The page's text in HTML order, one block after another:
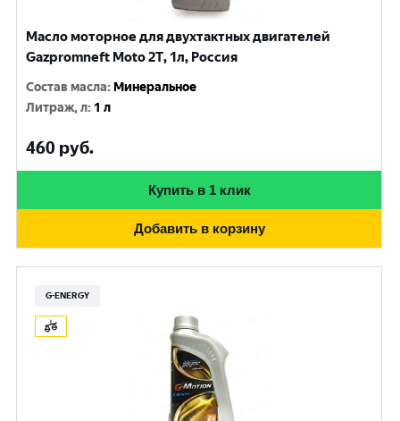
Масло моторное для двухтактных двигателей
Gazpromneft Мoto 2Т, 1л, Россия
Состав масла: Минеральное
Литраж, л: 1 л
460 руб.
Купить в 1 клик
Добавить в корзину
G-ENERGY